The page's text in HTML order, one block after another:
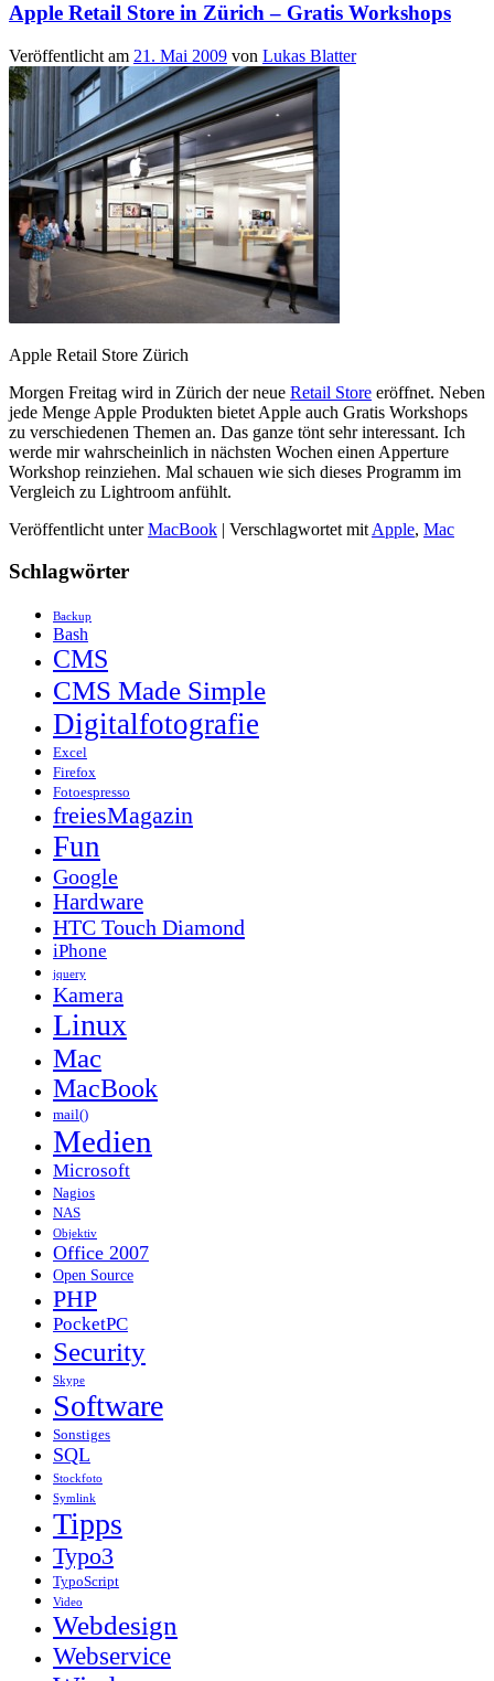
Apple Retail Store in Zürich – Gratis Workshops
Veröffentlicht am 21. Mai 2009 von Lukas Blatter
Apple Retail Store Zürich
Morgen Freitag wird in Zürich der neue Retail Store eröffnet. Neben
jede Menge Apple Produkten bietet Apple auch Gratis Workshops
zu verschiedenen Themen an. Das ganze tönt sehr interessant. Ich
werde mir wahrscheinlich in nächsten Wochen einen Apperture
Workshop reinziehen. Mal schauen wie sich dieses Programm im
Vergleich zu Lightroom anfühlt.
Veröffentlicht unter MacBook | Verschlagwortet mit Apple, Mac
Schlagwörter
Backup
Bash
CMS
CMS Made Simple
Digitalfotografie
Excel
Firefox
Fotoespresso
freiesMagazin
Fun
Google
Hardware
HTC Touch Diamond
iPhone
jquery
Kamera
Linux
Mac
MacBook
mail()
Medien
Microsoft
Nagios
NAS
Objektiv
Office 2007
Open Source
PHP
PocketPC
Security
Skype
Software
Sonstiges
SQL
Stockfoto
Symlink
Tipps
Typo3
TypoScript
Video
Webdesign
Webservice